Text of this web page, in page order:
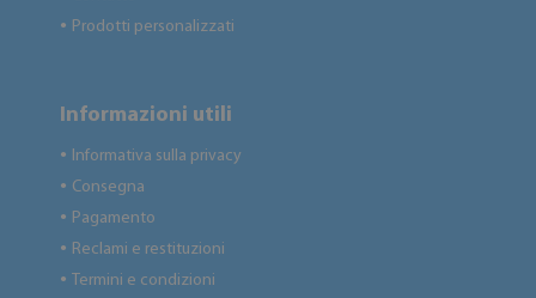
● Prodotti personalizzati
Informazioni utili
● Informativa sulla privacy
● Consegna
● Pagamento
● Reclami e restituzioni
● Termini e condizioni